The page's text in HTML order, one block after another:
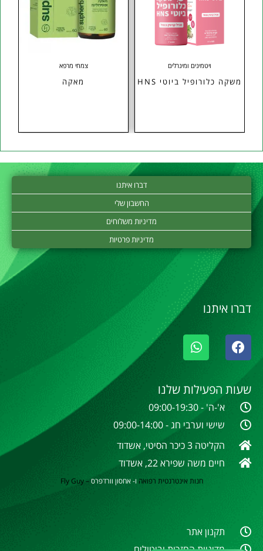
ויטמינים ומינרלים
משקה כלורופיל ביוטי HNS
צמחי מרפא
מאקה
דברו איתנו
החשבון שלי
מדיניות משלוחים
מדיניות פרטיות
דברו איתנו
שעות הפעילות שלנו
א'-ה' - 09:00-19:30
שישי וערבי חג - 09:00-14:00
הקליטה 3 כיכר הסיטי, אשדוד
חיים משה שפירא 22, אשדוד
חנות אינטרנטית רפואה ו- אחסון וורדפרס–
Fly Guy
תקנון אתר